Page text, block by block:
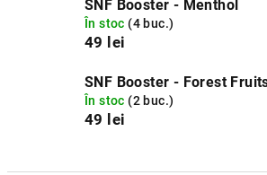
SNF Booster - Menthol
În stoc (4 buc.)
49 lei
SNF Booster - Forest
În stoc (2 buc.)
49 lei